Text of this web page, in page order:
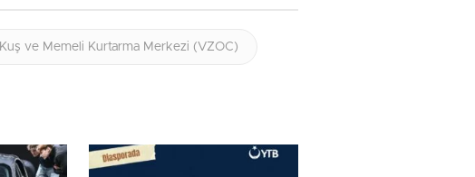
Kuş ve Memeli Kurtarma Merkezi (VZOC)